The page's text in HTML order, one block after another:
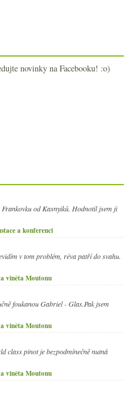
novinky na Facebooku! :o)
od Kasnyiků. Hodnotil jsem ji
a konferenci
v tom problém, réva patří do svahu.
viněta Moutonu
foukanou Gabriel - Glas.Pak jsem
viněta Moutonu
class pinot je bezpodmínečně nutná
viněta Moutonu